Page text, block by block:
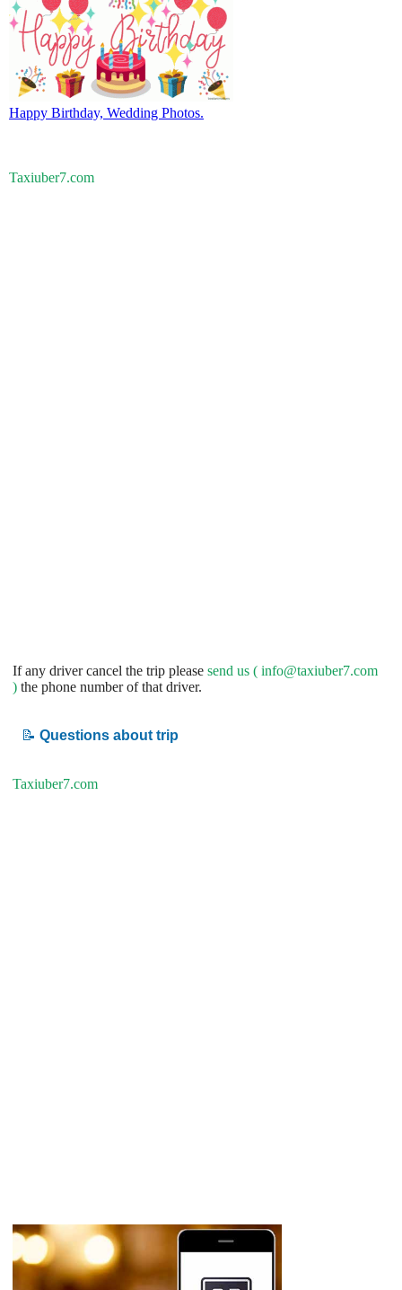
Happy Birthday, Wedding Photos.
Taxiuber7.com
If any driver cancel the trip please send us ( info@taxiuber7.com
) the phone number of that driver.
📝 Questions about trip
Taxiuber7.com